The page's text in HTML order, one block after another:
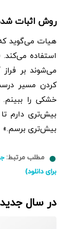
روش اثبات
هیات می‌گوید
استفاده می‌کند.
می‌شوند بر فراز
کردن مسیر
خشکی را
بیش‌تری دارم
بیش‌تری برسم.»
مطلب مرتبط:
برای دانلود)
در سال